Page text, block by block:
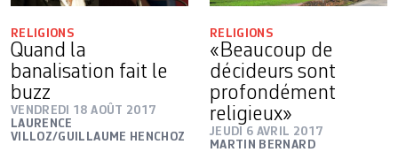
RELIGIONS
Quand la
banalisation fait le
buzz
VENDREDI 18 AOÛT 2017
LAURENCE
VILLOZ/GUILLAUME HENCHOZ
RELIGIONS
«Beaucoup de
décideurs sont
profondément
religieux»
JEUDI 6 AVRIL 2017
MARTIN BERNARD